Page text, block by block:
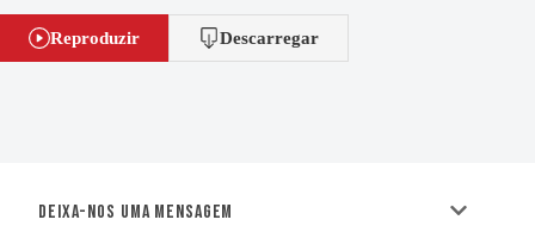
Reproduzir Descarregar
Deixa-nos uma mensagem